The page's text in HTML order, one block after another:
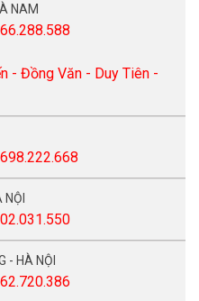
NAM
- Đồng Văn - Duy Tiên -
- HÀ NỘI